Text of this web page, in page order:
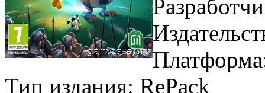
Тип издания: RePack